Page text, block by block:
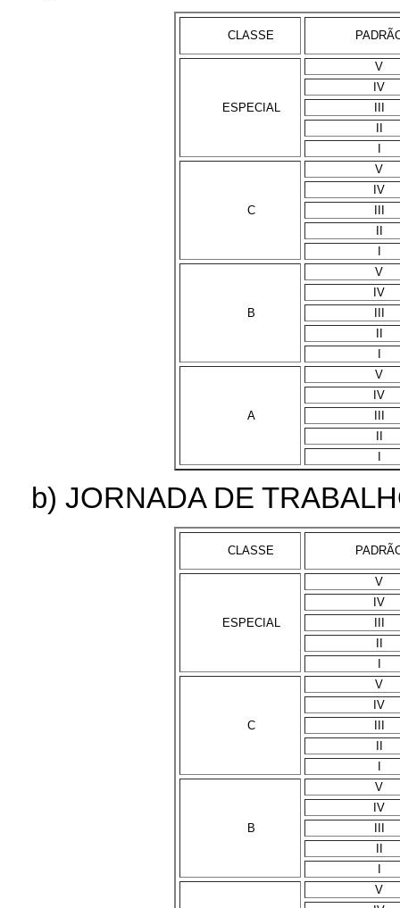
CLASSE
ESPECIAL
V
IV
III
II
I
C
V
IV
III
II
I
B
V
IV
III
II
I
A
V
IV
III
II
I
b) JORNADA DE
CLASSE
ESPECIAL
V
IV
C
V
IV
B
V
IV
V